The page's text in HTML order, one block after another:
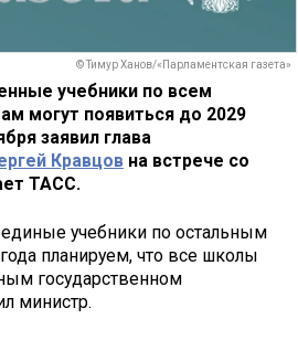
© Тимур Ханов/«Парламентская газета»
учебники по всем
могут появиться до 2029
заявил глава
Кравцов на встрече со
ТАСС.
учебники по остальным
планируем, что все школы
государственном
министр.